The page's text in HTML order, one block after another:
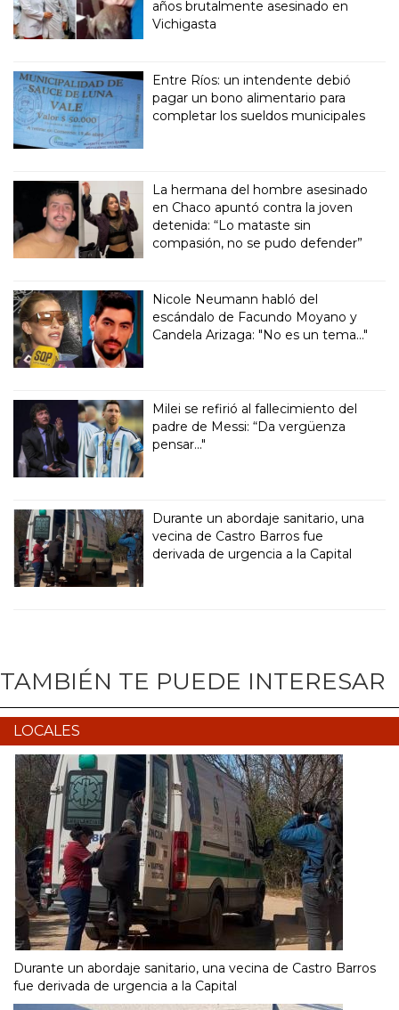
años brutalmente asesinado en
Vichigasta
Entre Ríos: un intendente debió
pagar un bono alimentario para
completar los sueldos municipales
La hermana del hombre asesinado
en Chaco apuntó contra la joven
detenida: “Lo mataste sin
compasión, no se pudo defender”
Nicole Neumann habló del
escándalo de Facundo Moyano y
Candela Arizaga: "No es un tema..."
Milei se refirió al fallecimiento del
padre de Messi: “Da vergüenza
pensar..."
Durante un abordaje sanitario, una
vecina de Castro Barros fue
derivada de urgencia a la Capital
TAMBIÉN TE PUEDE INTERESAR
LOCALES
Durante un abordaje sanitario, una vecina de Castro Barros
fue derivada de urgencia a la Capital